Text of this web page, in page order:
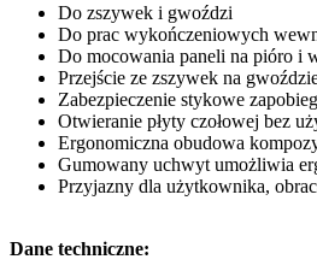
Do zszywek i gwoździ
Do prac wykończeniowych
Do mocowania paneli na pióro i
Przejście ze zszywek na
Zabezpieczenie stykowe
Otwieranie płyty czołowej bez
Ergonomiczna obudowa
Gumowany uchwyt umożliwia
Przyjazny dla użytkownika,
Dane techniczne: